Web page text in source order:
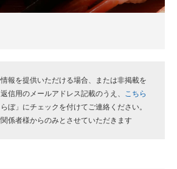
選べる
ント
説
ニティ
報を提供いただける場合、または非掲載を
信用のメールアドレス記載のうえ、 こちら
ぼ」にチェックを付けてご連絡ください。
係者様からのみとさせていただきます